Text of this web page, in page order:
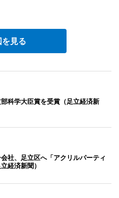
見る
科学大臣賞を受賞（足立経済新
社、足立区へ「アクリルパーティ
経済新聞）